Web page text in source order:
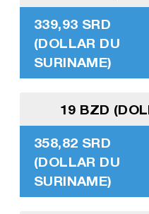
339,93 SRD
(DOLLAR DU
SURINAME)
19 BZD
358,82 SRD
(DOLLAR DU
SURINAME)